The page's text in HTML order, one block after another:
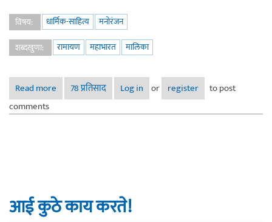
विषय: धार्मिक-साहित्य
मनोरंजन
शब्दखुणा:
रामायण महाभारत मालिका
Read more
about लॉक डाऊन मध्ये जनतेकरिता पुनःप्रसारित करण्यात येणाऱ्या
जुन्या गाजलेल्या मालिका - रामायण व महाभारत व चाणक्य
78 प्रतिसाद Log in or register
to post
comments
आई कुठे काय करते!